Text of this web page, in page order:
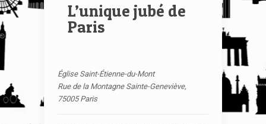
L’unique jubé de
Paris
Église Saint-Étienne-du-Mont
Rue de la Montagne Sainte-Geneviève,
75005 Paris